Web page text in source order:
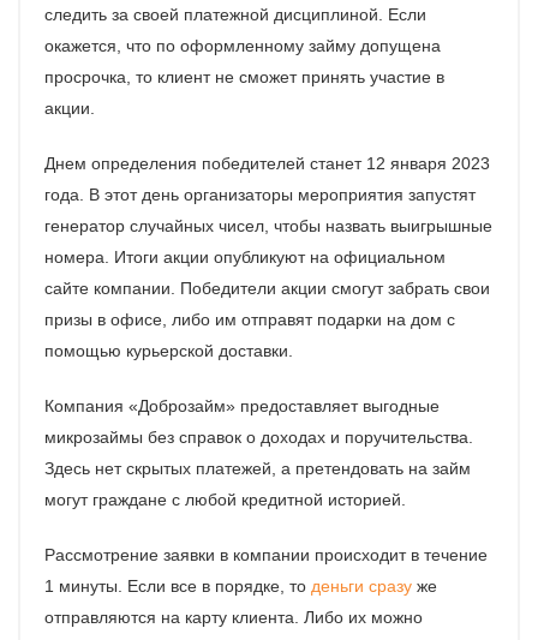
следить за своей платежной дисциплиной. Если
окажется, что по оформленному займу допущена
просрочка, то клиент не сможет принять участие в
акции.
Днем определения победителей станет 12 января 2023
года. В этот день организаторы мероприятия запустят
генератор случайных чисел, чтобы назвать выигрышные
номера. Итоги акции опубликуют на официальном
сайте компании. Победители акции смогут забрать свои
призы в офисе, либо им отправят подарки на дом с
помощью курьерской доставки.
Компания «Доброзайм» предоставляет выгодные
микрозаймы без справок о доходах и поручительства.
Здесь нет скрытых платежей, а претендовать на займ
могут граждане с любой кредитной историей.
Рассмотрение заявки в компании происходит в течение
1 минуты. Если все в порядке, то деньги сразу же
отправляются на карту клиента. Либо их можно